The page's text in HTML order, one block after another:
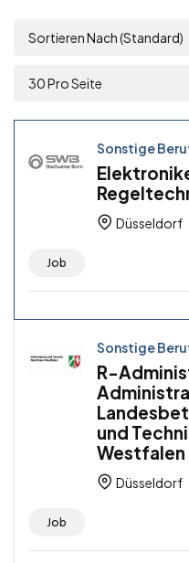
Sortieren Nach (Standard)
30 Pro Seite
Sonstige
Düsseldorf
Job
Sonstige
R-
und
Westfalen
Düsseldorf
Job